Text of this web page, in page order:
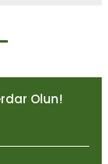
ve diğer
kullanarak
Olun!